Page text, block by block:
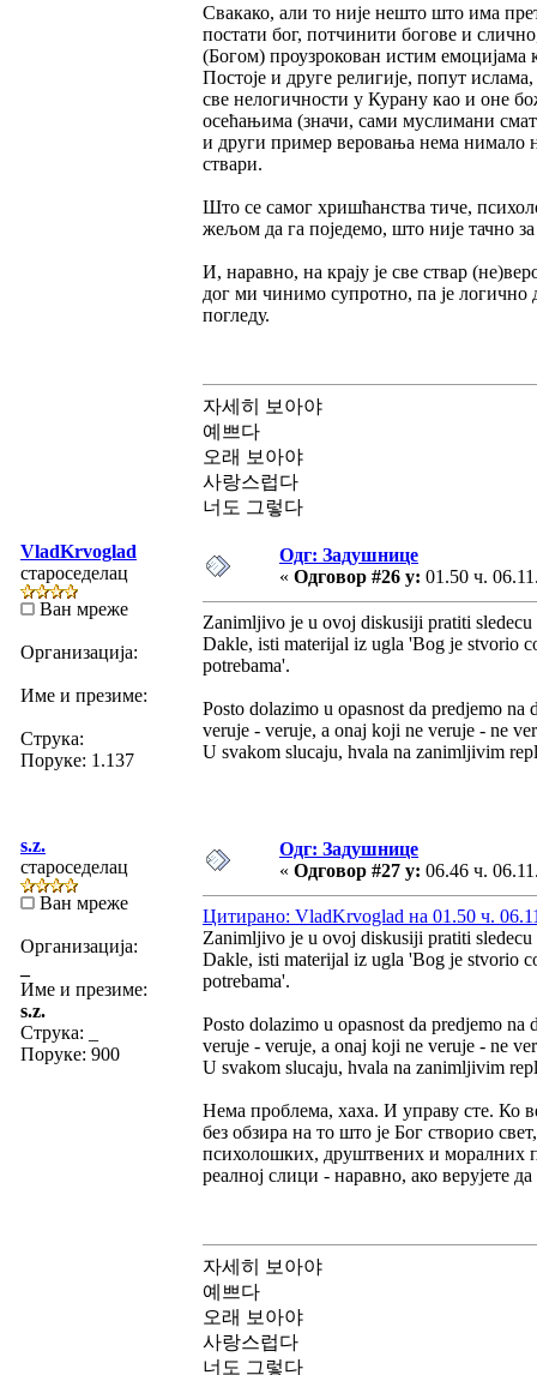
Свакако, али то није нешто што има
постати бог, потчинити богове и
(Богом) проузрокован истим емоцијама
Постоје и друге религије, попут
све нелогичности у Курану као и оне
осећањима (значи, сами муслимани
и други пример веровања нема нимало
ствари.
Што се самог хришћанства тиче,
жељом да га поједемо, што није тачно
И, наравно, на крају је све ствар
дог ми чинимо супротно, па је
погледу.
자세히 보아야
예쁘다
오래 보아야
사랑스럽다
너도 그렇다
VladKrvoglad
староседелац
Ван мреже
Организација:
Име и презиме:
Струка:
Поруке: 1.137
Одг: Задушнице
« Одговор #26 у: 01.50 ч.
Zanimljivo je u ovoj diskusiji pratiti
Dakle, isti materijal iz ugla 'Bog je stvorio
potrebama'.
Posto dolazimo u opasnost da predjemo
veruje - veruje, a onaj koji ne veruje - ne
U svakom slucaju, hvala na zanimljivim
s.z.
староседелац
Ван мреже
Организација:
Име и презиме:
s.z.
Струка:
Поруке: 900
Одг: Задушнице
« Одговор #27 у: 06.46 ч.
Цитирано: VladKrvoglad на 01.50 ч.
Zanimljivo je u ovoj diskusiji pratiti
Dakle, isti materijal iz ugla 'Bog je stvorio
potrebama'.
Posto dolazimo u opasnost da predjemo
veruje - veruje, a onaj koji ne veruje - ne
U svakom slucaju, hvala na zanimljivim
Нема проблема, хаха. И управу сте. Ко
без обзира на то што је Бог створио
психолошких, друштвених и моралних
реалној слици - наравно, ако верујете
자세히 보아야
예쁘다
오래 보아야
사랑스럽다
너도 그렇다